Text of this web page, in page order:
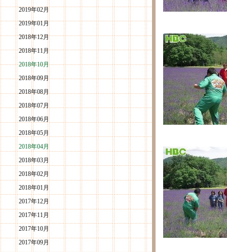
2019年02月
2019年01月
2018年12月
2018年11月
2018年10月
2018年09月
2018年08月
2018年07月
2018年06月
2018年05月
2018年04月
2018年03月
2018年02月
2018年01月
2017年12月
2017年11月
2017年10月
2017年09月